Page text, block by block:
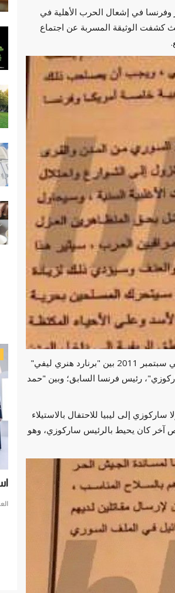
في إشعال الحرب الأهلية في
كشفت الوثيقة المسربة عن اجتماع
وكشف "بلاست" عن الوثيقة المسربة، والتي تتضمن محضر اجتماع جرى انعقاده في سبتمبر 2011 بين "برنارد هنري ليفي"
رئيس فرنسا السابق؛ وبين "حمد
إلى ليبيا للاحتفال بالاستيلاء
آخر كان يحيط بالرئيس ساركوزي، وهو
.. دبي تحتضن حكومات العالم
13, 2023
تحتضن دبي حكومات العالم